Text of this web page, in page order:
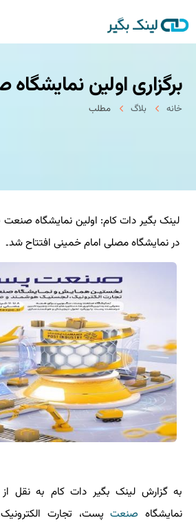
خانه
بکلینک
خدمات ما
درباره ما
آموزش
برگزاری اولین
خانه بلاگ مطلب
در نمایشگاه مصلی امام خمینی افتتاح شد۔
به گزارش لینک بگیر دات کام به نقل
نمایشگاه صنعتپست، تجارت